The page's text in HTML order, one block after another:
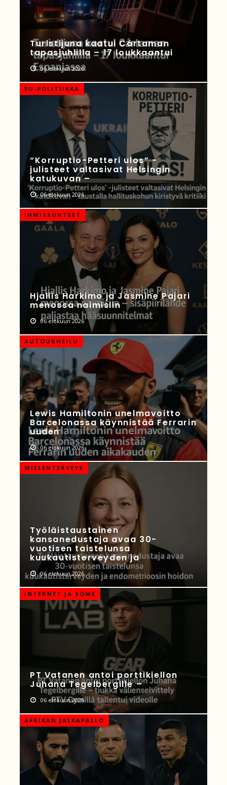
Turistijuna kaatui Cártaman
tapasjuhlilla – 17 loukkaantui
06 elokuun 2026
EU-POLITIIKKA
“Korruptio-Petteri ulos” -
julisteet valtasivat Helsingin
katukuvan –
06 elokuun 2026
IHMISSUHTEET
Hjallis Harkimo ja Jasmine Pajari
menossa naimisiin
06 elokuun 2026
AUTOURHEILU
Lewis Hamiltonin unelmavoitto
Barcelonassa käynnistää Ferrarin
uuden
06 elokuun 2026
MIELENTERVEYS
Työläistaustainen
kansanedustaja avaa 30-
vuotisen taistelunsa
kuukautisterveyden ja
06 elokuun 2026
INTERNET JA SOME
PT Vatanen antoi porttikiellon
Juhana Tegelbergille –
06 elokuun 2026
AFRIKAN JALKAPALLO